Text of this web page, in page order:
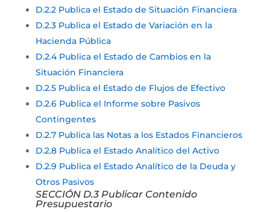
D.2.2 Publica el Estado de Situación Financiera
D.2.3 Publica el Estado de Variación en la
Hacienda Pública
D.2.4 Publica el Estado de Cambios en la
Situación Financiera
D.2.5 Publica el Estado de Flujos de Efectivo
D.2.6 Publica el Informe sobre Pasivos
Contingentes
D.2.7 Publica las Notas a los Estados Financieros
D.2.8 Publica el Estado Analítico del Activo
D.2.9 Publica el Estado Analítico de la Deuda y
Otros Pasivos
SECCIÓN D.3 Publicar Contenido
Presupuestario